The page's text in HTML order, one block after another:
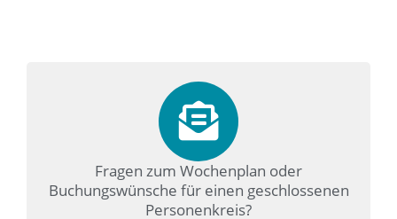
Fragen zum Wochenplan oder
Buchungswünsche für einen geschlossenen
Personenkreis?